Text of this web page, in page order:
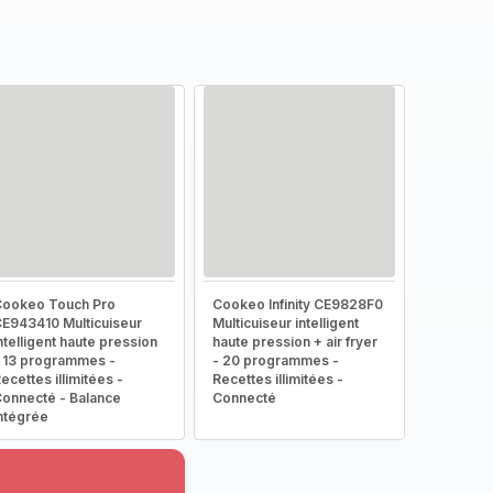
Touch Pro
Multicuiseur
haute pression
programmes -
illimitées -
- Balance
Cookeo Infinity CE9828F0
Multicuiseur intelligent
haute pression + air fryer
- 20 programmes -
Recettes illimitées -
Connecté